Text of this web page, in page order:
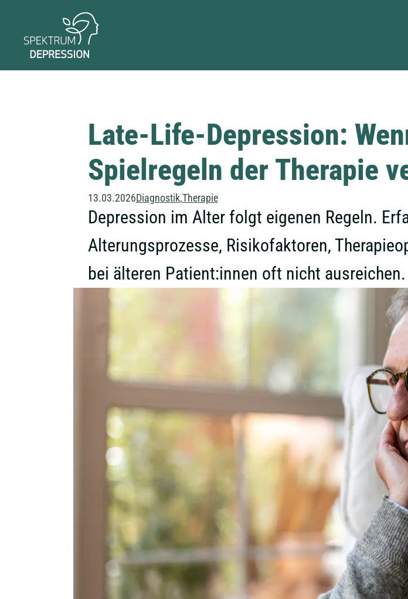
Late-Life-Depression:
Spielregeln der Therapie
13.03.2026 Diagnostik Therapie
Depression im Alter folgt eigenen Regeln.
Alterungsprozesse, Risikofaktoren,
bei älteren Patient:innen oft nicht ausreichen.